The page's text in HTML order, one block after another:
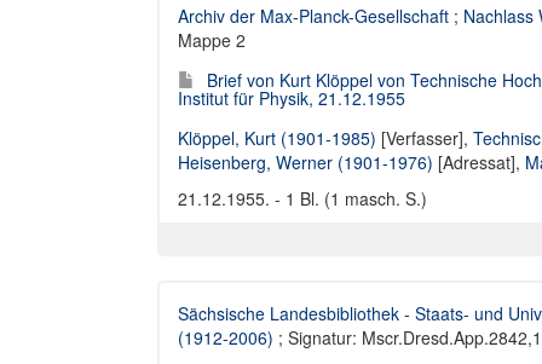
Archiv der Max-Planck-Gesellschaft ; Nachlass
Mappe 2
Brief von Kurt Klöppel von Technische
Institut für Physik, 21.12.1955
Klöppel, Kurt (1901-1985) [Verfasser],
Heisenberg, Werner (1901-1976) [Adressat],
21.12.1955. - 1 Bl. (1 masch. S.)
Sächsische Landesbibliothek - Staats- und
(1912-2006) ; Signatur: